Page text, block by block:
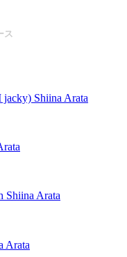
ス
jacky) Shiina Arata
Shiina Arata
Arata